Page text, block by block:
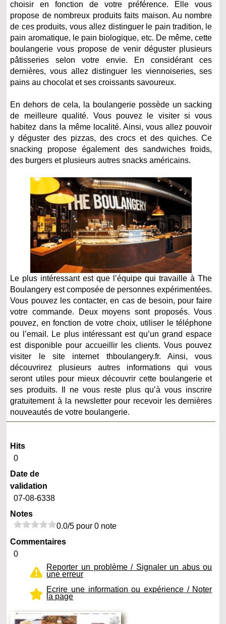
choisir en fonction de votre préférence. Elle vous
propose de nombreux produits faits maison. Au nombre
de ces produits, vous allez distinguer le pain tradition, le
pain aromatique, le pain biologique, etc. De même, cette
boulangerie vous propose de venir déguster plusieurs
pâtisseries selon votre envie. En considérant ces
dernières, vous allez distinguer les viennoiseries, ses
pains au chocolat et ses croissants savoureux.
En dehors de cela, la boulangerie possède un sacking
de meilleure qualité. Vous pouvez le visiter si vous
habitez dans la même localité. Ainsi, vous allez pouvoir
y déguster des pizzas, des crocs et des quiches. Ce
snacking propose également des sandwiches froids,
des burgers et plusieurs autres snacks américains.
Le plus intéressant est que l’équipe qui travaille à The
Boulangery est composée de personnes expérimentées.
Vous pouvez les contacter, en cas de besoin, pour faire
votre commande. Deux moyens sont proposés. Vous
pouvez, en fonction de votre choix, utiliser le téléphone
ou l’email. Le plus intéressant est qu’un grand espace
est disponible pour accueillir les clients. Vous pouvez
visiter le site internet thboulangery.fr. Ainsi, vous
découvrirez plusieurs autres informations qui vous
seront utiles pour mieux découvrir cette boulangerie et
ses produits. Il ne vous reste plus qu’à vous inscrire
gratuitement à la newsletter pour recevoir les dernières
nouveautés de votre boulangerie.
Hits
0
Date de
validation
07-08-6338
Notes
0.0/5 pour 0 note
Commentaires
0
Reporter un problème / Signaler un abus ou
une erreur
Ecrire une information ou expérience / Noter
la page